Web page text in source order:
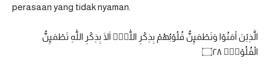
perasaan yang tidak nyaman.
الَّذِيْنَ اٰمَنُوْا وَتَطْمَىِٕنُّ قُلُوْبُهُمْ بِذِكْرِ اللّٰهِۗ اَلَا بِذِكْرِ اللّٰهِ تَطْمَىِٕنُّ
الْقُلُوْبُۗ ۝٢٨